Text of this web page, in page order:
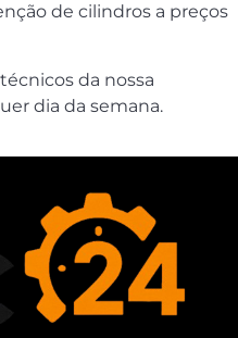
de cilindros a preços
da nossa
dia da semana.